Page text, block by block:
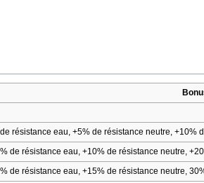
résistance eau, +5% de résistance neutre, +10%
de résistance eau, +10% de résistance neutre,
de résistance eau, +15% de résistance neutre,